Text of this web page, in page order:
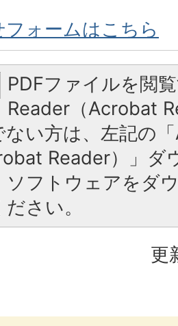
ォームはこちら
PDFファイルを閲
Reader（Acrobat
い方は、左記の
Reader）」ダ
ソフトウェアをダ
さい。
更